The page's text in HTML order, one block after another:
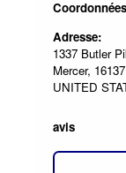
Adresse:
1337 Butler
Mercer, 16137
UNITED
avis